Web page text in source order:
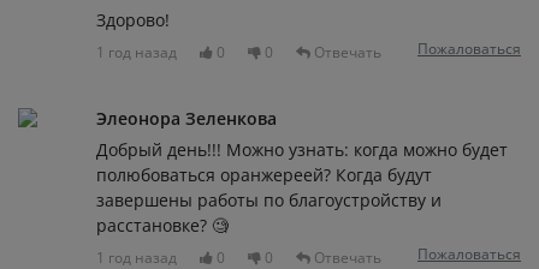
Здорово!
1 год назад 0 0 Отвечать Пожаловаться
Элеонора Зеленкова
Добрый день!!! Можно узнать: когда можно будет
полюбоваться оранжереей? Когда будут
завершены работы по благоустройству и
расстановке? 🧐
1 год назад 0 0 Отвечать Пожаловаться